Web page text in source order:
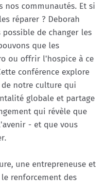
nos communautés. Et si
réparer ? Deborah
de changer les
que les
ou offrir l'hospice à ce
conférence explore
de notre culture qui
globale et partage
qui révèle que
- et que vous
une entrepreneuse et
renforcement des